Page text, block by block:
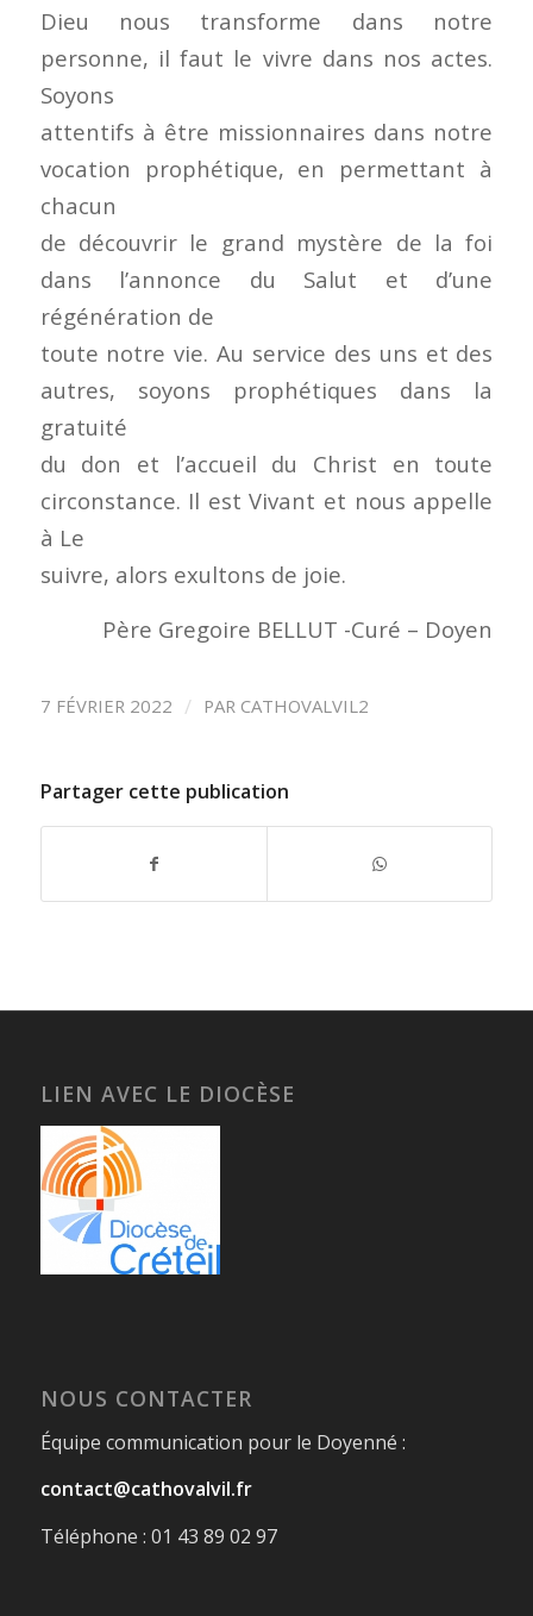
Dieu nous transforme dans notre
personne, il faut le vivre dans nos actes.
Soyons
attentifs à être missionnaires dans notre
vocation prophétique, en permettant à
chacun
de découvrir le grand mystère de la foi
dans l’annonce du Salut et d’une
régénération de
toute notre vie. Au service des uns et des
autres, soyons prophétiques dans la
gratuité
du don et l’accueil du Christ en toute
circonstance. Il est Vivant et nous appelle
à Le
suivre, alors exultons de joie.
Père Gregoire BELLUT -Curé – Doyen
7 FÉVRIER 2022 / PAR CATHOVALVIL2
Partager cette publication
LIEN AVEC LE DIOCÈSE
NOUS CONTACTER
Équipe communication pour le Doyenné :
contact@cathovalvil.fr
Téléphone : 01 43 89 02 97